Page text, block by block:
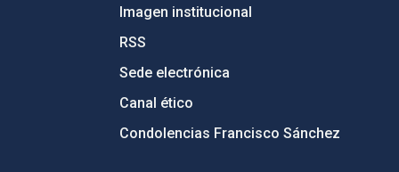
Imagen institucional
RSS
Sede electrónica
Canal ético
Condolencias Francisco Sánchez